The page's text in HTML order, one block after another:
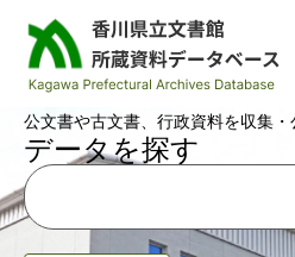
香川県立文書館所蔵資料データベ
公文書や古文書、行政資料を収集・
データを探す